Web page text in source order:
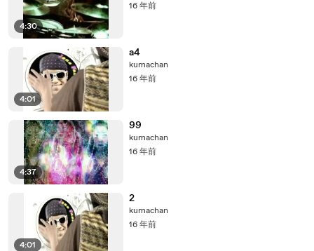
4:30
16 年前
4:01
a4
kumachan
16 年前
4:37
99
kumachan
16 年前
4:01
2
kumachan
16 年前